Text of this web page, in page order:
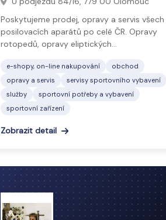
Poskytujeme prodej, opravy a servis všech
posilovacích aparátů po celé ČR. Opravy
rotopedů, opravy eliptických…
e-shopy, on-line nakupování
obchod
opravy a servis
servisy sportovního vybavení
služby
sportovní potřeby a vybavení
sportovní zařízení
Zobrazit detail